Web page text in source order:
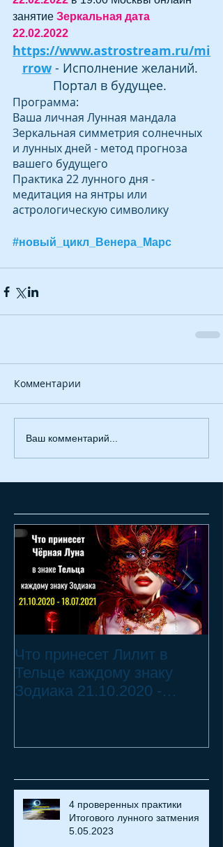
занятие Зеркальная дата
22.02.2022
https://www.astrostream.ru/mi
rrow - Исполнение желаний.
Портал в будущее.
Программа:
Ваша личная Лунная мандала
Зеркальная симметрия солнечных
и лунных дней - метод прогноза
вашего будущего
Практика 22 лунного дня -
медитация на янтры или
астрологическую символику
#новый_цикл_Венера_Марс
Комментарии
Ваш комментарий...
Что принесет Лилит в
Тельце каждому знаку
Зодиака 21.10.2020 -
4 проверенных практики
Итогового лунного затмения
5.05.2023